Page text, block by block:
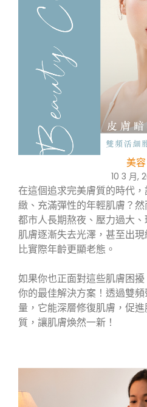
美容
10 3 月,
在這個追求完美膚質的時代
緻、充滿彈性的年輕肌膚？
都市人長期熬夜、壓力過大
肌膚逐漸失去光澤，甚至出
比實際年齡更顯老態。
如果你也正面對這些肌膚困
你的最佳解決方案！透過雙
量，它能深層修復肌膚，促
質，讓肌膚煥然一新！